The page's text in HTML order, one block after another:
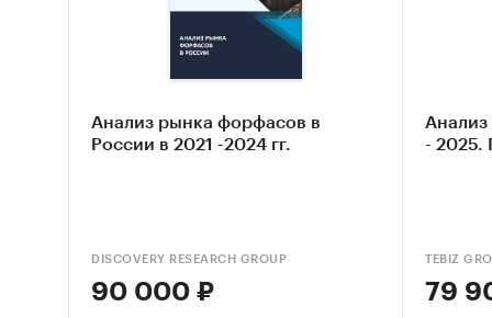
за 1
Кроме
Анализ рынка форфасов в
России в 2021 -2024 гг.
DISCOVERY RESEARCH GROUP
90 000 ₽
Анализ
- 2025.
TEBIZ
79